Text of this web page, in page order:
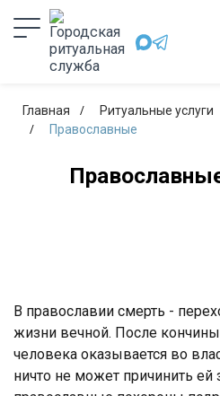
Главная Ритуальные услуги
Православные
В православии смерть -
жизни вечной. После
человека оказывается во
ничто не может причинить